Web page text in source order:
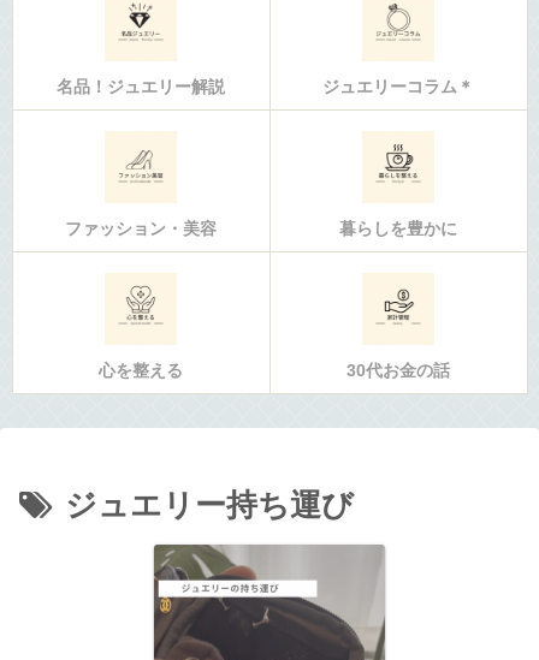
名品！ジュエリー解説 ジュエリーコラム＊
ファッション・美容 暮らしを豊かに
心を整える 30代お金の話
ジュエリー持ち運び